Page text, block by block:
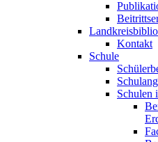
Kontakt
Schule
Schulen